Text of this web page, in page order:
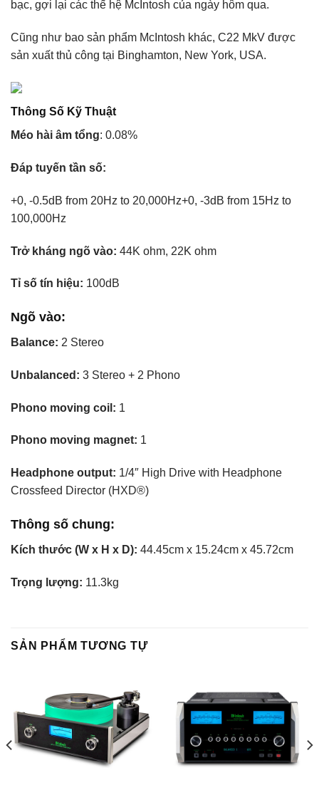
bạc, gợi lại các thế hệ McIntosh của ngày hôm qua.
Cũng như bao sản phẩm McIntosh khác, C22 MkV được
sản xuất thủ công tại Binghamton, New York, USA.
Thông Số Kỹ Thuật
Méo hài âm tổng: 0.08%
Đáp tuyến tần số:
+0, -0.5dB from 20Hz to 20,000Hz+0, -3dB from 15Hz to
100,000Hz
Trở kháng ngõ vào: 44K ohm, 22K ohm
Tỉ số tín hiệu: 100dB
Ngõ vào:
Balance: 2 Stereo
Unbalanced: 3 Stereo + 2 Phono
Phono moving coil: 1
Phono moving magnet: 1
Headphone output: 1/4″ High Drive with Headphone
Crossfeed Director (HXD®)
Thông số chung:
Kích thước (W x H x D): 44.45cm x 15.24cm x 45.72cm
Trọng lượng: 11.3kg
SẢN PHẨM TƯƠNG TỰ